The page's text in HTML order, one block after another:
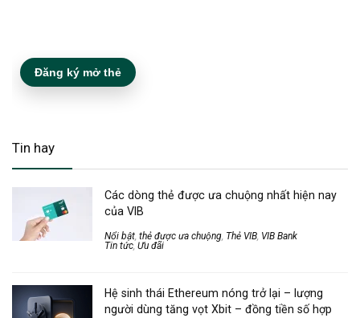
Đăng ký mở thẻ
Tin hay
Các dòng thẻ được ưa chuộng nhất hiện nay
của VIB
Nổi bật, thẻ được ưa chuộng, Thẻ VIB, VIB Bank
Tin tức, Ưu đãi
Hệ sinh thái Ethereum nóng trở lại – lượng
người dùng tăng vọt Xbit – đồng tiền số hợp